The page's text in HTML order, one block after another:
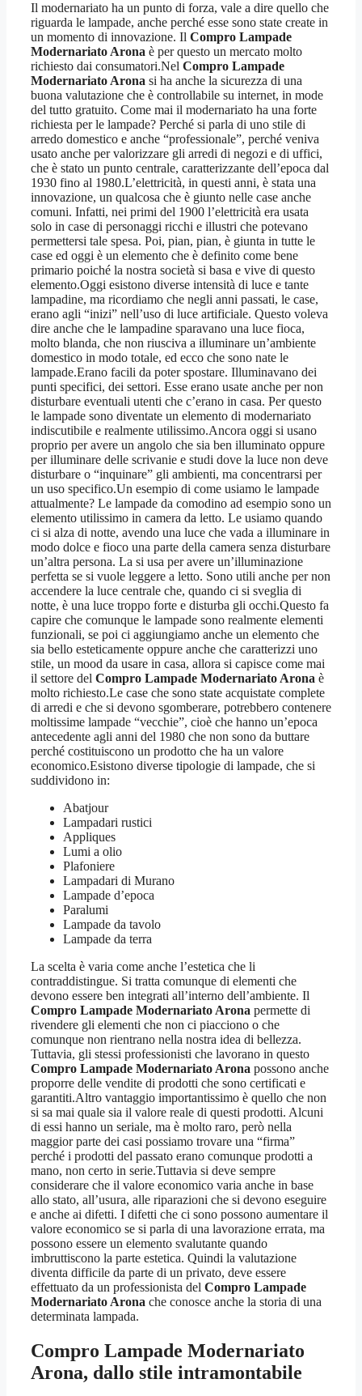
Il modernariato ha un punto di forza, vale a dire quello che
riguarda le lampade, anche perché esse sono state create in
un momento di innovazione. Il Compro Lampade
Modernariato Arona è per questo un mercato molto
richiesto dai consumatori.Nel Compro Lampade
Modernariato Arona si ha anche la sicurezza di una
buona valutazione che è controllabile su internet, in mode
del tutto gratuito. Come mai il modernariato ha una forte
richiesta per le lampade? Perché si parla di uno stile di
arredo domestico e anche “professionale”, perché veniva
usato anche per valorizzare gli arredi di negozi e di uffici,
che è stato un punto centrale, caratterizzante dell’epoca dal
1930 fino al 1980.L’elettricità, in questi anni, è stata una
innovazione, un qualcosa che è giunto nelle case anche
comuni. Infatti, nei primi del 1900 l’elettricità era usata
solo in case di personaggi ricchi e illustri che potevano
permettersi tale spesa. Poi, pian, pian, è giunta in tutte le
case ed oggi è un elemento che è definito come bene
primario poiché la nostra società si basa e vive di questo
elemento.Oggi esistono diverse intensità di luce e tante
lampadine, ma ricordiamo che negli anni passati, le case,
erano agli “inizi” nell’uso di luce artificiale. Questo voleva
dire anche che le lampadine sparavano una luce fioca,
molto blanda, che non riusciva a illuminare un’ambiente
domestico in modo totale, ed ecco che sono nate le
lampade.Erano facili da poter spostare. Illuminavano dei
punti specifici, dei settori. Esse erano usate anche per non
disturbare eventuali utenti che c’erano in casa. Per questo
le lampade sono diventate un elemento di modernariato
indiscutibile e realmente utilissimo.Ancora oggi si usano
proprio per avere un angolo che sia ben illuminato oppure
per illuminare delle scrivanie e studi dove la luce non deve
disturbare o “inquinare” gli ambienti, ma concentrarsi per
un uso specifico.Un esempio di come usiamo le lampade
attualmente? Le lampade da comodino ad esempio sono un
elemento utilissimo in camera da letto. Le usiamo quando
ci si alza di notte, avendo una luce che vada a illuminare in
modo dolce e fioco una parte della camera senza disturbare
un’altra persona. La si usa per avere un’illuminazione
perfetta se si vuole leggere a letto. Sono utili anche per non
accendere la luce centrale che, quando ci si sveglia di
notte, è una luce troppo forte e disturba gli occhi.Questo fa
capire che comunque le lampade sono realmente elementi
funzionali, se poi ci aggiungiamo anche un elemento che
sia bello esteticamente oppure anche che caratterizzi uno
stile, un mood da usare in casa, allora si capisce come mai
il settore del Compro Lampade Modernariato Arona è
molto richiesto.Le case che sono state acquistate complete
di arredi e che si devono sgomberare, potrebbero contenere
moltissime lampade “vecchie”, cioè che hanno un’epoca
antecedente agli anni del 1980 che non sono da buttare
perché costituiscono un prodotto che ha un valore
economico.Esistono diverse tipologie di lampade, che si
suddividono in:
Abatjour
Lampadari rustici
Appliques
Lumi a olio
Plafoniere
Lampadari di Murano
Lampade d’epoca
Paralumi
Lampade da tavolo
Lampade da terra
La scelta è varia come anche l’estetica che li
contraddistingue. Si tratta comunque di elementi che
devono essere ben integrati all’interno dell’ambiente. Il
Compro Lampade Modernariato Arona permette di
rivendere gli elementi che non ci piacciono o che
comunque non rientrano nella nostra idea di bellezza.
Tuttavia, gli stessi professionisti che lavorano in questo
Compro Lampade Modernariato Arona possono anche
proporre delle vendite di prodotti che sono certificati e
garantiti.Altro vantaggio importantissimo è quello che non
si sa mai quale sia il valore reale di questi prodotti. Alcuni
di essi hanno un seriale, ma è molto raro, però nella
maggior parte dei casi possiamo trovare una “firma”
perché i prodotti del passato erano comunque prodotti a
mano, non certo in serie.Tuttavia si deve sempre
considerare che il valore economico varia anche in base
allo stato, all’usura, alle riparazioni che si devono eseguire
e anche ai difetti. I difetti che ci sono possono aumentare il
valore economico se si parla di una lavorazione errata, ma
possono essere un elemento svalutante quando
imbruttiscono la parte estetica. Quindi la valutazione
diventa difficile da parte di un privato, deve essere
effettuato da un professionista del Compro Lampade
Modernariato Arona che conosce anche la storia di una
determinata lampada.
Compro Lampade Modernariato
Arona, dallo stile intramontabile